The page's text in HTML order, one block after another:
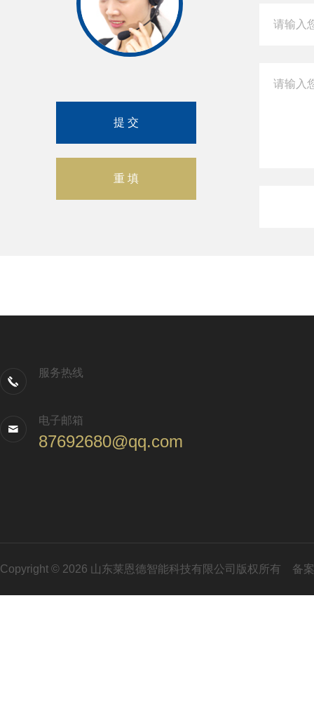
服务热线
电子邮箱
87692680@qq.com
Copyright © 2026 山东莱恩德智能科技有限公司版权所有 备